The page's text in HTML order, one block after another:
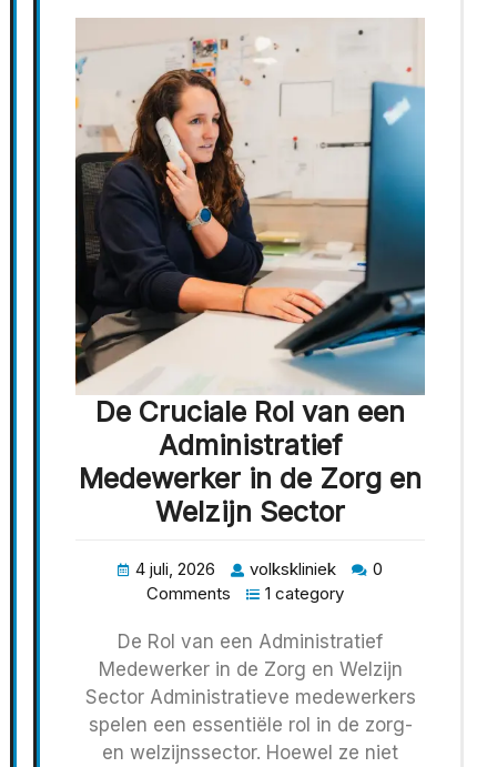
De Cruciale Rol van een
Administratief
Medewerker in de Zorg en
Welzijn Sector
4 juli, 2026 volkskliniek
0
Comments
1 category
De Rol van een Administratief
Medewerker in de Zorg en Welzijn
Sector Administratieve medewerkers
spelen een essentiële rol in de zorg-
en welzijnssector. Hoewel ze niet